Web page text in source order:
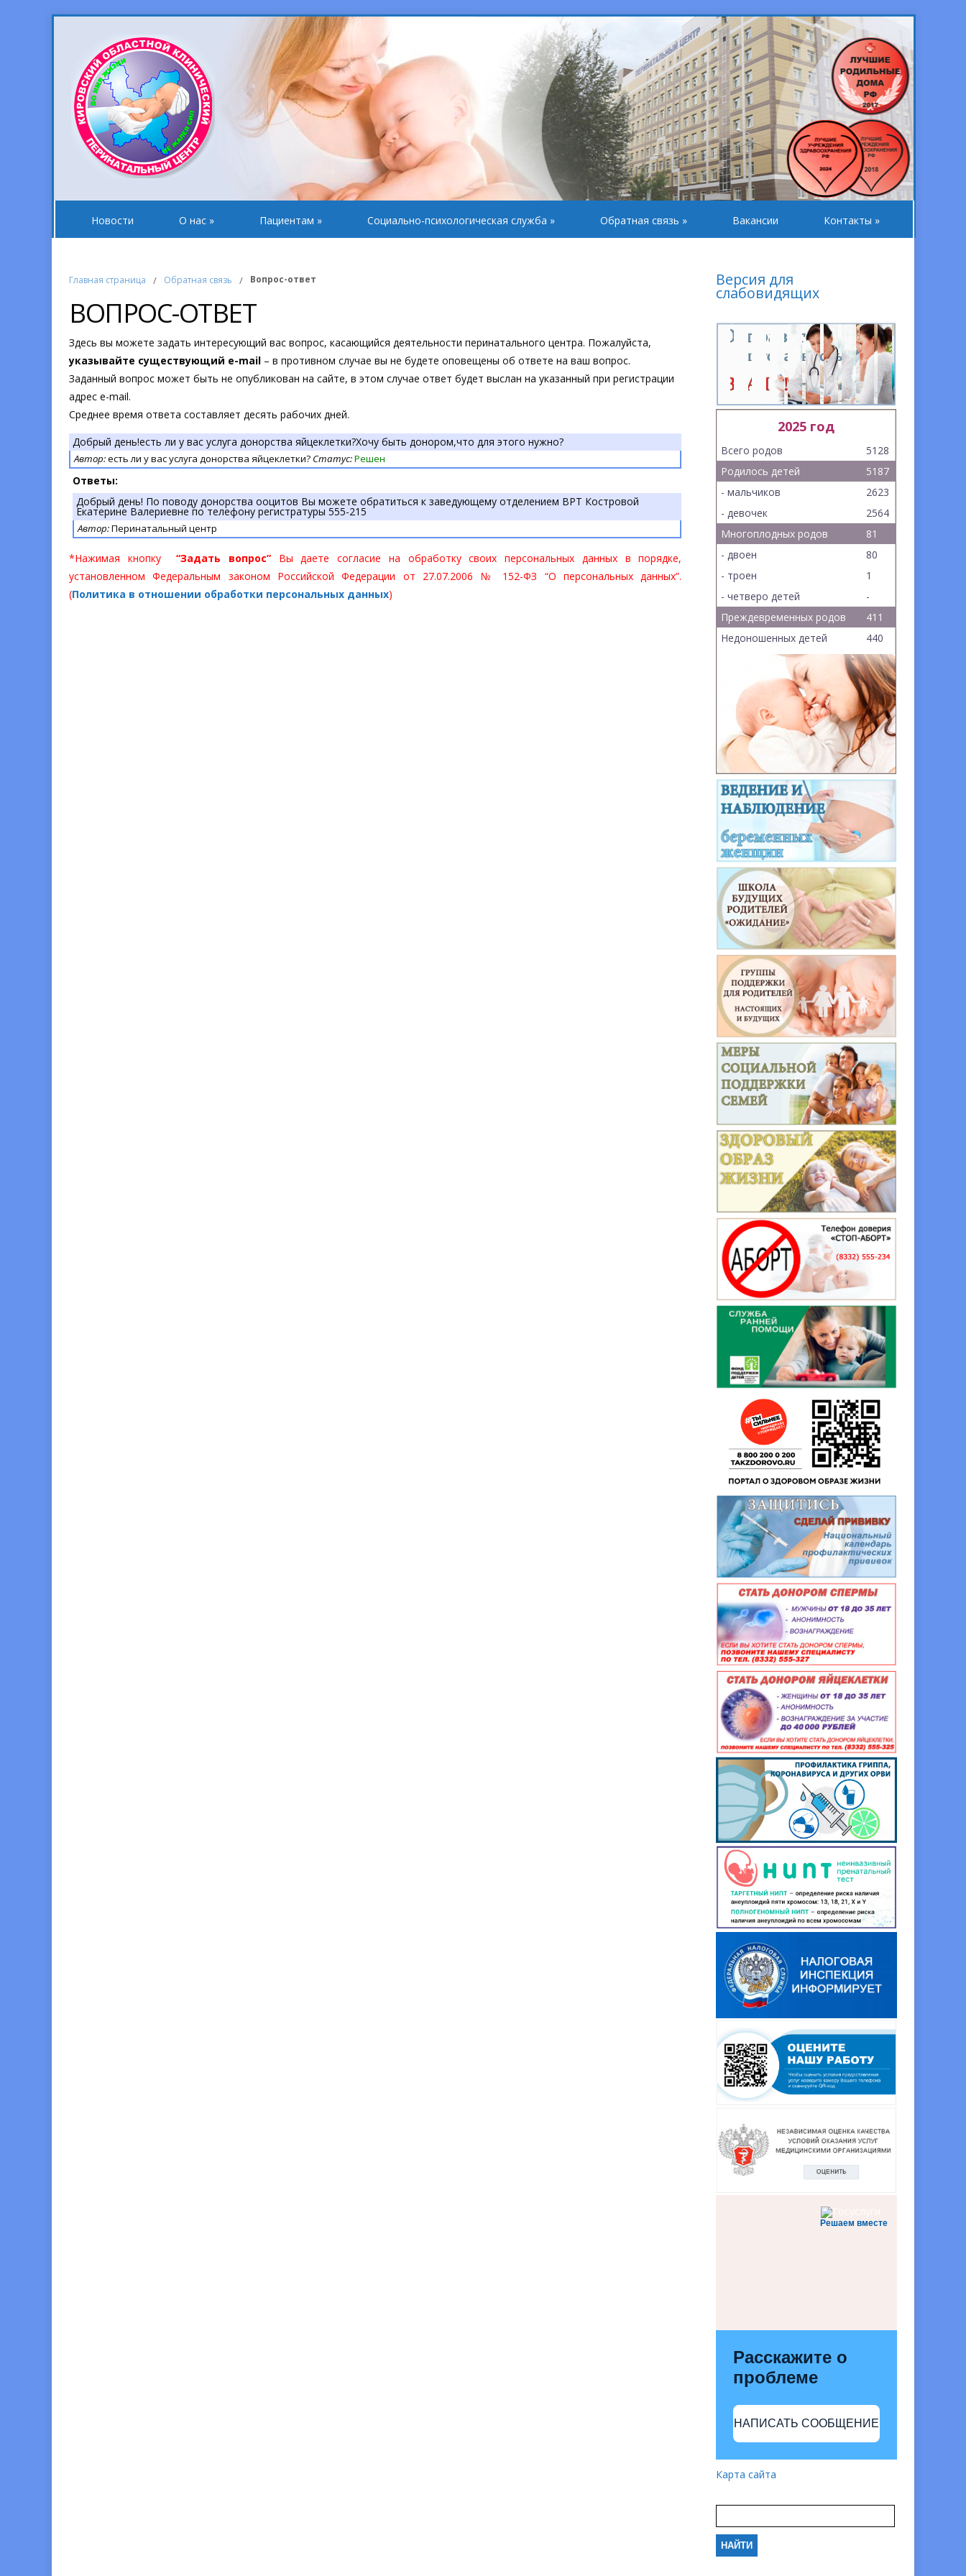
Новости О нас » Пациентам » Социально-психологическая служба » Обратная связь » Вакансии Контакты »
Главная страница / Обратная связь / Вопрос-ответ
ВОПРОС-ОТВЕТ
Здесь вы можете задать интересующий вас вопрос, касающийся деятельности перинатального центра. Пожалуйста,
указывайте существующий e-mail – в противном случае вы не будете оповещены об ответе на ваш вопрос.
Заданный вопрос может быть не опубликован на сайте, в этом случае ответ будет выслан на указанный при регистрации
адрес e-mail.
Среднее время ответа составляет десять рабочих дней.
Добрый день!есть ли у вас услуга донорства яйцеклетки?Хочу быть донором,что для этого нужно?
Автор:есть ли у вас услуга донорства яйцеклетки? Статус:Решен
Ответы:
Добрый день! По поводу донорства ооцитов Вы можете обратиться к заведующему отделением ВРТ Костровой
Екатерине Валериевне по телефону регистратуры 555-215
Автор:Перинатальный центр
*Нажимая кнопку“Задать вопрос” Вы даете согласие на обработку своих персональных данных в порядке,
установленном Федеральным законом Российской Федерации от 27.07.2006 № 152-ФЗ “О персональных данных”.
(Политика в отношении обработки персональных данных)
Версия для
слабовидящих
2025 год
Всего родов
5128
Родилось детей
5187
- мальчиков
2623
- девочек
2564
Многоплодных родов
81
- двоен
80
- троен
1
- четверо детей
-
Преждевременных родов
411
Недоношенных детей
440
Решаем вместе
Расскажите о
проблеме
НАПИСАТЬ СООБЩЕНИЕ
Карта сайта